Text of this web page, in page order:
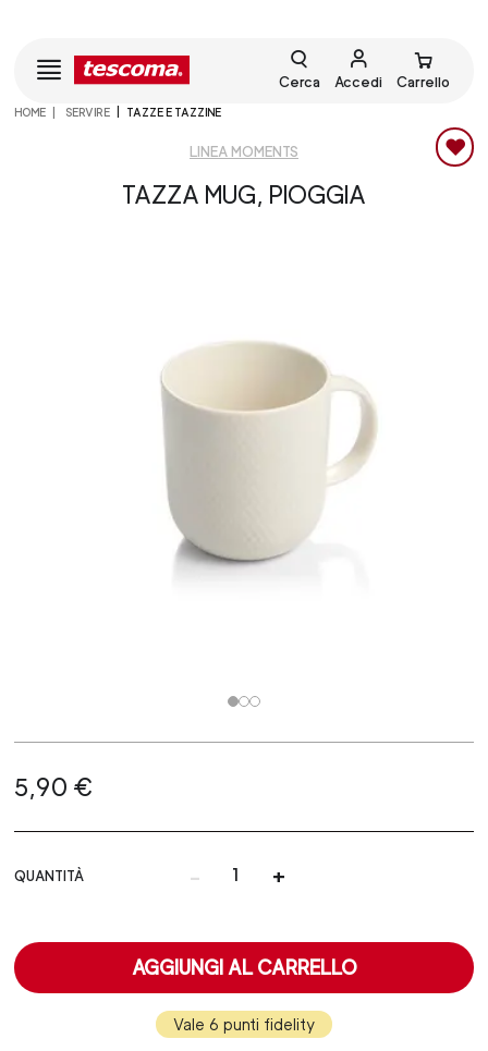
Cerca Accedi Carrello
HOME SERVIRE TAZZE E TAZZINE
LINEA MOMENTS
TAZZA MUG, PIOGGIA
5,90 €
QUANTITÀ - +
AGGIUNGI AL CARRELLO
Vale 6 punti fidelity